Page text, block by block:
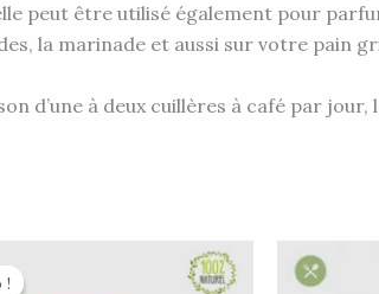
peut être utilisé également pour
la marinade et aussi sur votre pain
d’une à deux cuillères à café par jour,
!
!